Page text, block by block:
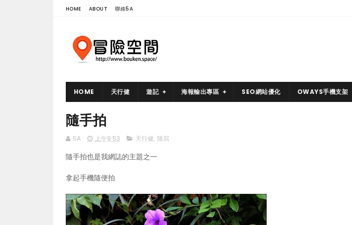
HOME ABOUT 聯絡5A
HOME 天行健 遊記 海報輸出專區 SEO網站優化 OWAYS手機支架
隨手拍
5A 上午9:53 天行健, 隨寫
隨手拍也是我網誌的主題之一
拿起手機隨便拍